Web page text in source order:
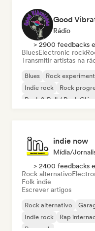
Good
Rádio
> 2900 feedbacks
BluesElectronic rock
Transmitir artistas na
Blues Rock
Indie rock
Rock
Rock & Roll / Rock
indie now
Mídia/
> 2400 feedbacks
Rock alternativo
Folk indie
Escrever artigos
Rock alternativo
Indie rock
Rap
Pop rock